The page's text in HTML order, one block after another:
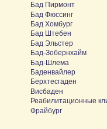
Бад Пирмонт
Бад Фюссинг
Бад Хомбург
Бад Штебен
Бад Эльстер
Бад-Зобернхайм
Бад-Шлема
Баденвайлер
Берхтесгаден
Висбаден
Реабилитационные
Фрайбург